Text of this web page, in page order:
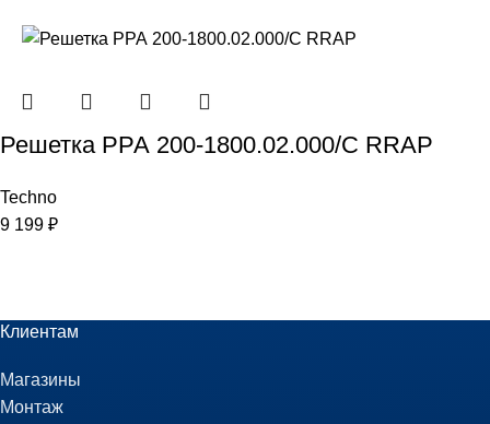
Решетка РРА 200-1800.02.000/С RRAP
Techno
9 199 ₽
Клиентам
Магазины
Монтаж